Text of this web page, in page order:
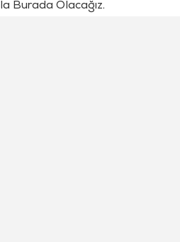
Burada Olacağız.